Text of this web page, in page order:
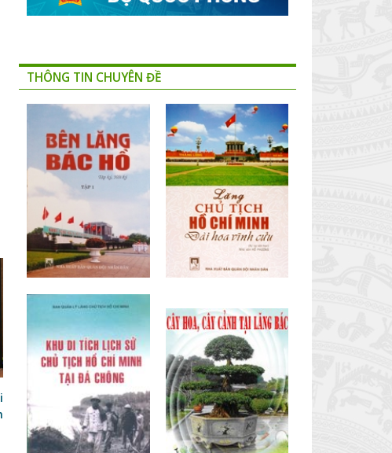
THÔNG TIN CHUYÊN ĐỀ